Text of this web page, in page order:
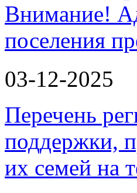
Внимание!
поселения
03-12-2025
Перечень
поддержки,
их семей на